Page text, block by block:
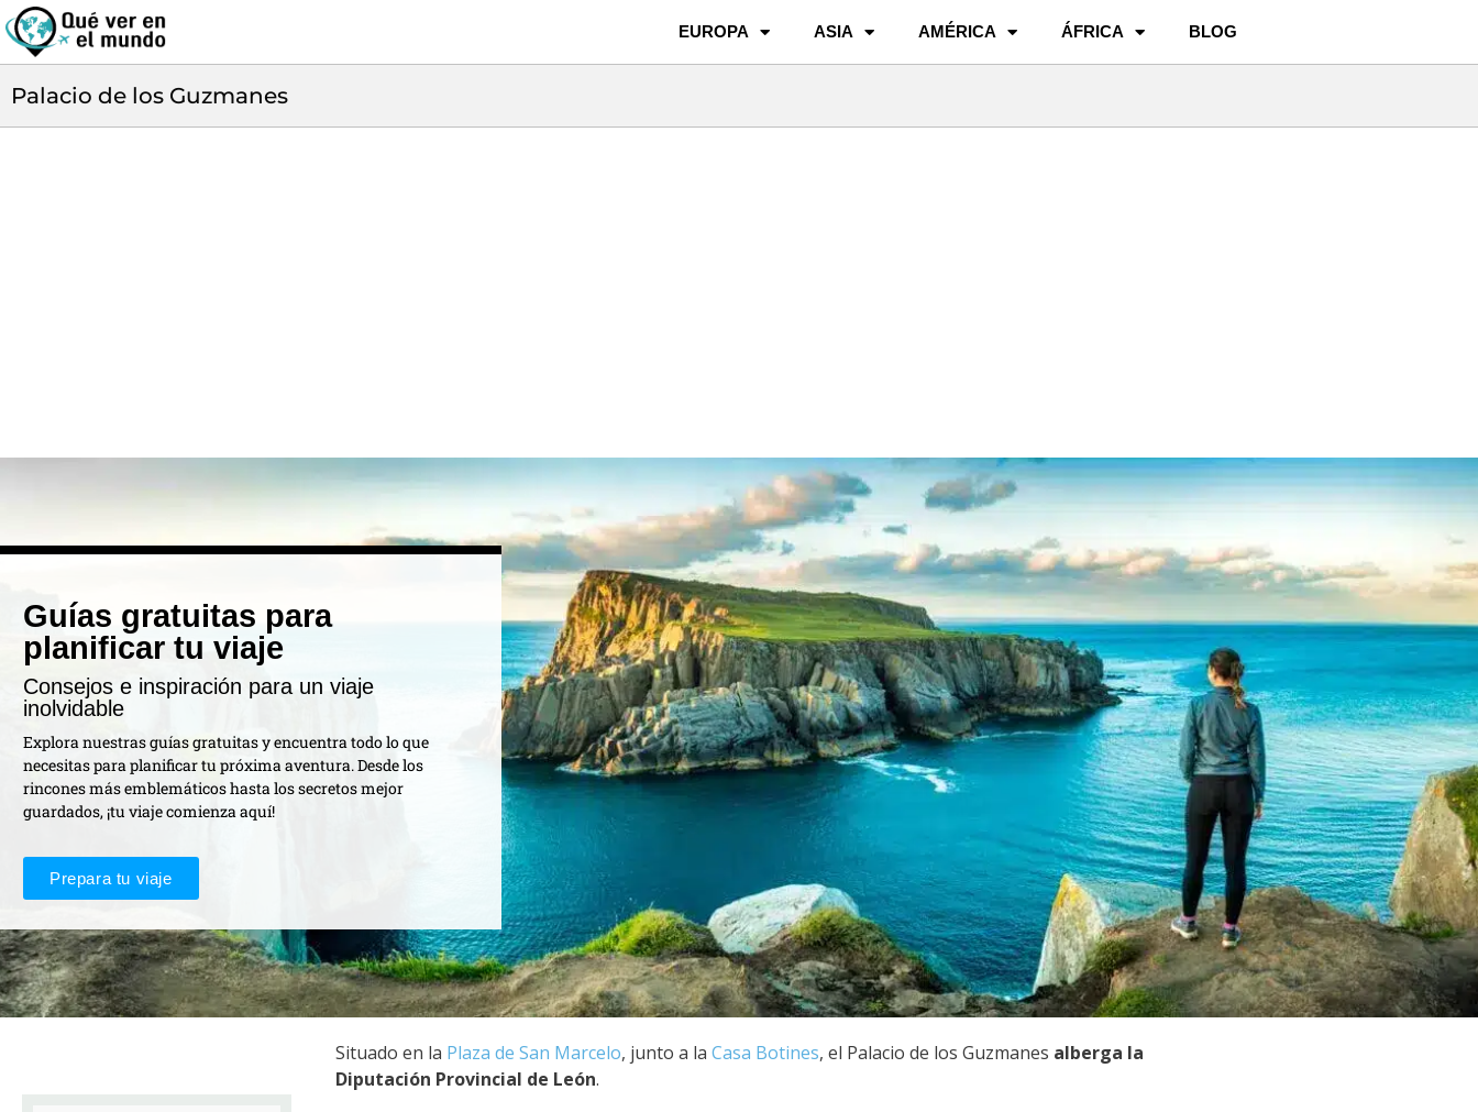
EUROPA ASIA AMÉRICA ÁFRICA BLOG
Palacio de los Guzmanes
Guías gratuitas para
planificar tu viaje
Consejos e inspiración para un viaje
inolvidable
Explora nuestras guías gratuitas y encuentra todo lo que
necesitas para planificar tu próxima aventura. Desde los
rincones más emblemáticos hasta los secretos mejor
guardados, ¡tu viaje comienza aquí!
Prepara tu viaje
Situado en la Plaza de San Marcelo, junto a la Casa Botines, el Palacio de los Guzmanes alberga la
Diputación Provincial de León.